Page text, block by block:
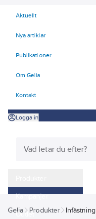
Aktuellt
Nya artiklar
Publikationer
Om Gelia
Kontakt
Logga in
Kampanjer
Outlet
Gelia Produkter Infästning